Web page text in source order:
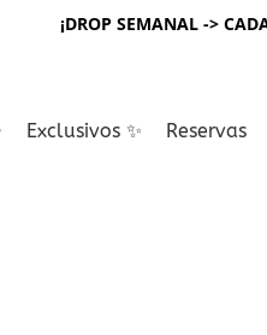
¡DROP SEMANAL ->
Exclusivos ✨ Reservas